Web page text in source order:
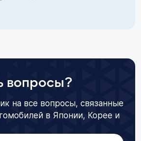
вопросы?
на все вопросы, связанные
в Японии, Корее и